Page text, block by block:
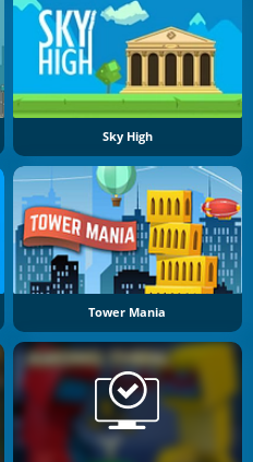
Sky High
Tower Mania